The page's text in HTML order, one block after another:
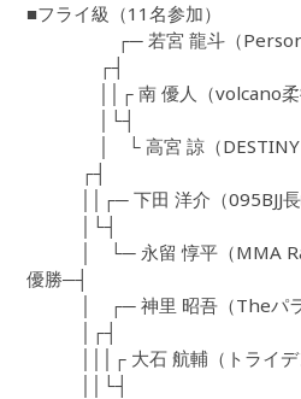
■フライ級（11名参加）
┌─ 若宮 龍斗（Personal
┌┤
││┌ 南 優人（volcano柔
│└┤
│ └ 高宮 諒（DESTINY
┌┤
││┌─ 下田 洋介（095BJJ長
│└┤
│ └─ 永留 惇平（MMA
優勝─┤
│ ┌─ 神里 昭吾（Theパラ
│┌┤
│││┌ 大石 航輔（トライデ
││└┤